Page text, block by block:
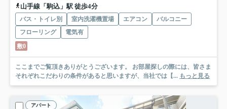
山手線「駒込」駅 徒歩4分
バス・トイレ別 室内洗濯機置場 エアコン
バルコニー
フローリング
電気有
敷0
ここまでご覧頂きありがとうございます。 お部屋探しの際には、皆さま
それぞれこだわりの条件があると思いますが、当社では【... もっと見る
アパート